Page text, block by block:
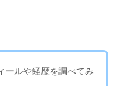
ールや経歴を調べてみ